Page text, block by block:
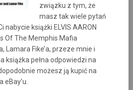
związku z tym, że
masz tak wiele pytań
nabycie książki ELVIS AARON
Of The Memphis Mafia
Lamara Fike’a, przeze mnie i
książka pełna odpowiedzi na
możesz ją kupić na